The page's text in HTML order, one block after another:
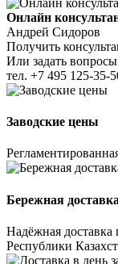
Онлайн
Андрей Сидоров
Получить
Или задать
тел. +7 495 125-35-
Заводские цены
Бережная доставка
Надёжная
Республики